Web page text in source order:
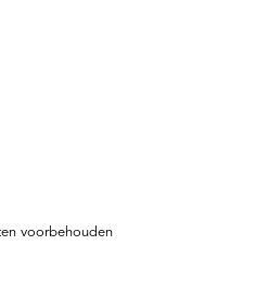
voorbehouden